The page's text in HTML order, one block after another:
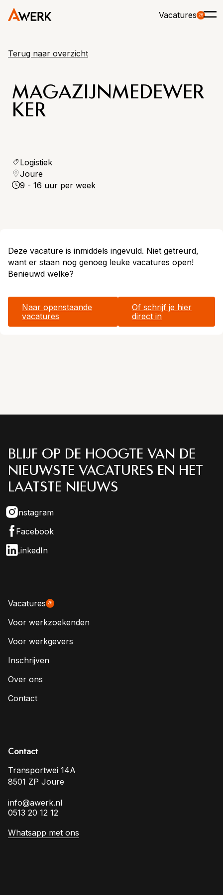
Vacatures 26
Terug naar overzicht
MAGAZIJNMEDEWER
KER
Logistiek
Joure
9 - 16 uur per week
Deze vacature is inmiddels ingevuld. Niet getreurd,
want er staan nog genoeg leuke vacatures open!
Benieuwd welke?
Naar openstaande
vacatures
Of schrijf je hier
direct in
BLIJF OP DE HOOGTE VAN DE
NIEUWSTE VACATURES EN HET
LAATSTE NIEUWS
Instagram
Facebook
LinkedIn
Vacatures 26
Voor werkzoekenden
Voor werkgevers
Inschrijven
Over ons
Contact
Contact
Transportwei 14A
8501 ZP Joure
info@awerk.nl
0513 20 12 12
Whatsapp met ons